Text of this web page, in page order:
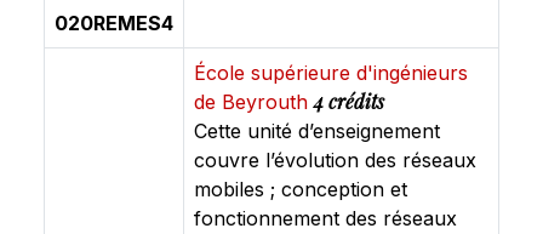
020REMES4
École supérieure d'ingénieurs
de Beyrouth4 crédits
Cette unité d’enseignement
couvre l’évolution des réseaux
mobiles ; conception et
fonctionnement des réseaux